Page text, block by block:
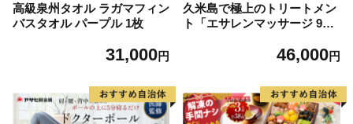
高級泉州タオル ラガマフィン
バスタオル パープル 1枚
31,000円
久米島で極上のトリートメン
ト「エサレンマッサージ 90
リートメント アロマ エッセ
トメント マッサージ 手技 五
感 香り 音 触れる 瞑想 極上
46,000円